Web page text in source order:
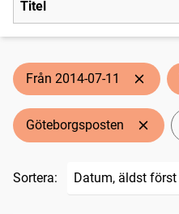
Titel
Från 2014-07-11
Göteborgsposten
Sortera: